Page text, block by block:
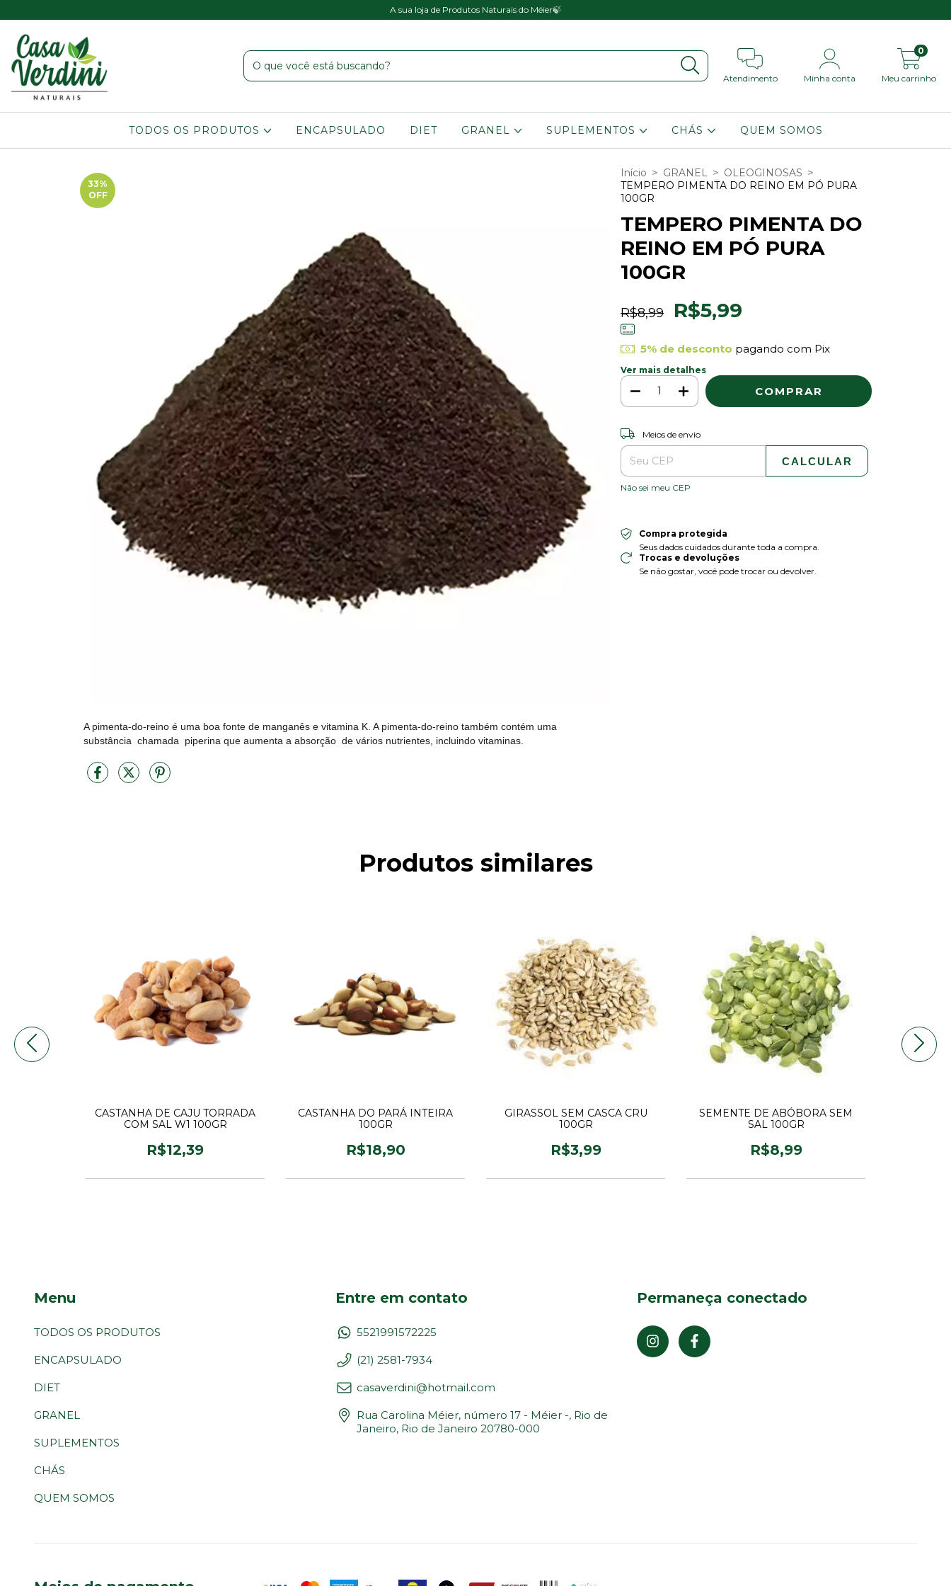
A sua loja de Produtos Naturais do Méier🍃
Atendimento Minha conta Meu carrinho
0
TODOS OS PRODUTOS ENCAPSULADO DIET GRANEL SUPLEMENTOS CHÁS QUEM SOMOS
33%
OFF
A pimenta-do-reino é uma boa fonte de manganês e vitamina K. A pimenta-do-reino também contém uma
substância  chamada  piperina que aumenta a absorção  de vários nutrientes, incluindo vitaminas.
Início > GRANEL > OLEOGINOSAS >
TEMPERO PIMENTA DO REINO EM PÓ PURA
100GR
TEMPERO PIMENTA DO
REINO EM PÓ PURA
100GR
R$8,99 R$5,99
5% de desconto pagando com Pix
Ver mais detalhes
Entregas para o CEP:
Meios de envio
CALCULAR
Não sei meu CEP
Compra protegida
Seus dados cuidados durante toda a compra.
Trocas e devoluções
Se não gostar, você pode trocar ou devolver.
Produtos similares
CASTANHA DE CAJU TORRADA
COM SAL W1 100GR
R$12,39
CASTANHA DO PARÁ INTEIRA
100GR
R$18,90
GIRASSOL SEM CASCA CRU
100GR
R$3,99
SEMENTE DE ABÓBORA SEM
SAL 100GR
R$8,99
Menu
TODOS OS PRODUTOS
ENCAPSULADO
DIET
GRANEL
SUPLEMENTOS
CHÁS
QUEM SOMOS
Entre em contato
5521991572225
(21) 2581-7934
casaverdini@hotmail.com
Rua Carolina Méier, número 17 - Méier -, Rio de
Janeiro, Rio de Janeiro 20780-000
Permaneça conectado